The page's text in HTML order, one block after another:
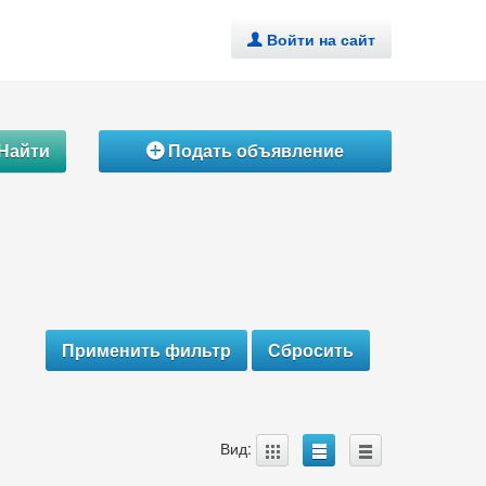
. Войти на сайт
ÁПодать объявление
Вид: A B C